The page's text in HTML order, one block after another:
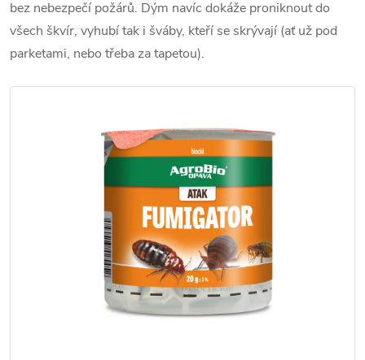
bez nebezpečí požárů. Dým navíc dokáže proniknout do
všech škvír, vyhubí tak i šváby, kteří se skrývají (ať už pod
parketami, nebo třeba za tapetou).